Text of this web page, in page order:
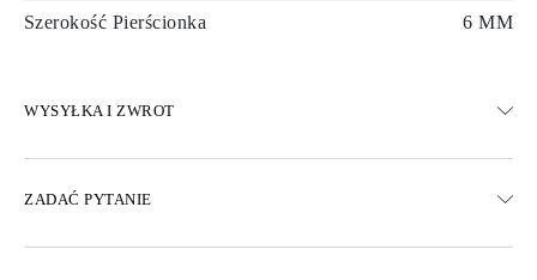
Szerokość Pierścionka 6 MM
WYSYŁKA I ZWROT
Dostępne są również opcje dostawy ekspresowej
ZADAĆ PYTANIE